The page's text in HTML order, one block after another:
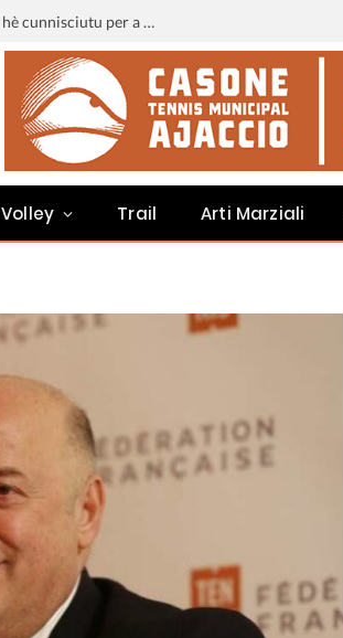
Liga 3 : u calendariu di u Sporting Club di Bastia hè cunnisciutu per a staghjoni 2026-2027
Volley Trail Arti Marziali